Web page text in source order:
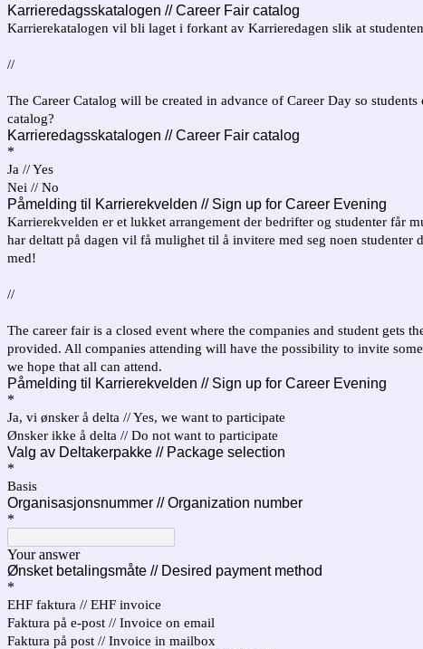
Karrieredagsskatalogen // Career Fair catalog
Karrierekatalogen vil bli laget i forkant av Karrieredagen slik at
//
The Career Catalog will be created in advance of Career Day so
catalog?
Karrieredagsskatalogen // Career Fair catalog
*
Ja // Yes
Nei // No
Påmelding til Karrierekvelden // Sign up for Career Evening
Karrierekvelden er et lukket arrangement der bedrifter og studenter får
har deltatt på dagen vil få mulighet til å invitere med seg noen
med!
//
The career fair is a closed event where the companies and student gets
provided. All companies attending will have the possibility to invite
we hope that all can attend.
Påmelding til Karrierekvelden // Sign up for Career Evening
*
Ja, vi ønsker å delta // Yes, we want to participate
Ønsker ikke å delta // Do not want to participate
Valg av Deltakerpakke // Package selection
*
Basis
Organisasjonsnummer // Organization number
*
Your answer
Ønsket betalingsmåte // Desired payment method
*
EHF faktura // EHF invoice
Faktura på e-post // Invoice on email
Faktura på post // Invoice in mailbox